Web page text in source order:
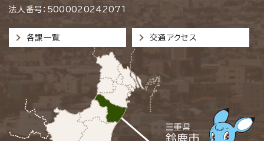
法人番号：5000020242071
各課一覧 交通アクセス